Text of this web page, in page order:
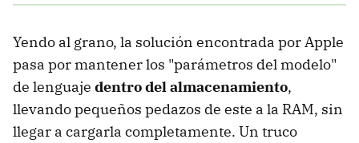
Yendo al grano, la solución encontrada por Apple
pasa por mantener los "parámetros del modelo"
de lenguaje dentro del almacenamiento,
llevando pequeños pedazos de este a la RAM, sin
llegar a cargarla completamente. Un truco